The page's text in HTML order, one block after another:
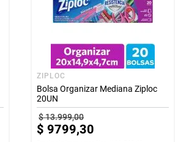
ZIPLOC
Bolsa Organizar Mediana Ziploc
20UN
$13.999,00
$ 9799,30